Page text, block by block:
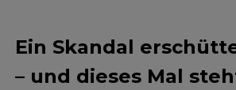
Ein Skandal
– und dieses Mal